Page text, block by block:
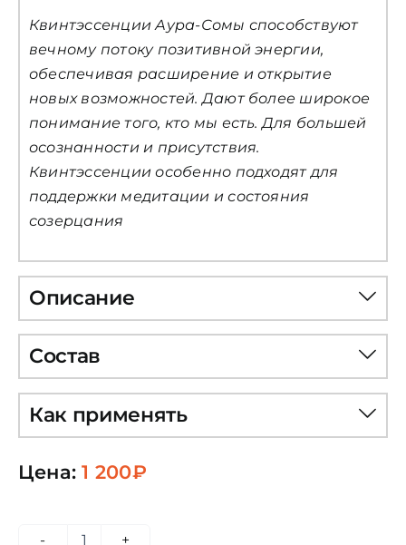
Квинтэссенции Аура-Сомы способствуют
вечному потоку позитивной энергии,
обеспечивая расширение и открытие
новых возможностей. Дают более широкое
понимание того, кто мы есть. Для большей
осознанности и присутствия.
Квинтэссенции особенно подходят для
поддержки медитации и состояния
созерцания
Описание
Состав
Как применять
Цена:1 200₽